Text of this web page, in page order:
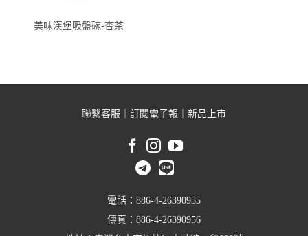
美味漢堡吸盤碗-杏茶
聯繫客服 訂閱電子報 新品上市
電話：886-4-26390955
傳真：886-4-26390956